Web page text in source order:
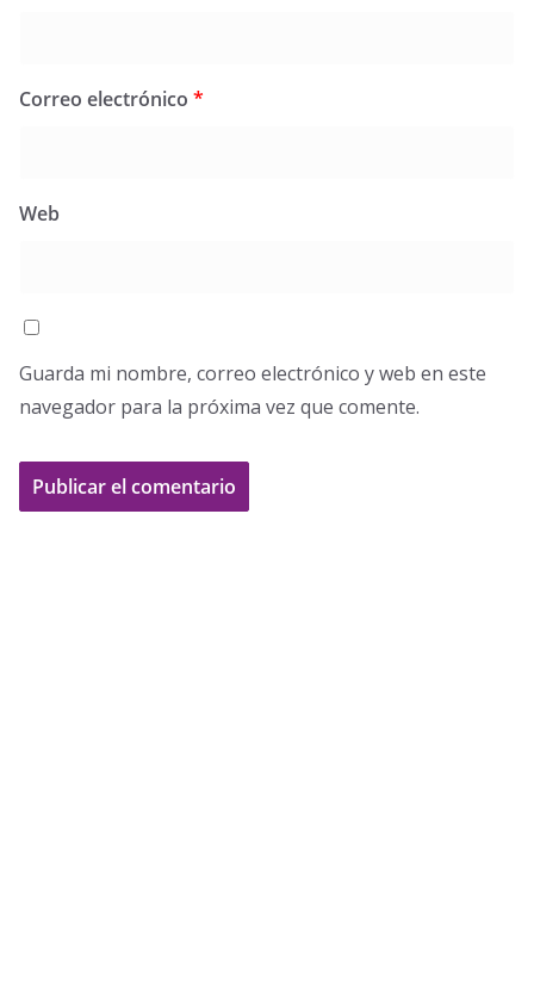
Correo electrónico *
Web
Guarda mi nombre, correo electrónico y web en este
navegador para la próxima vez que comente.